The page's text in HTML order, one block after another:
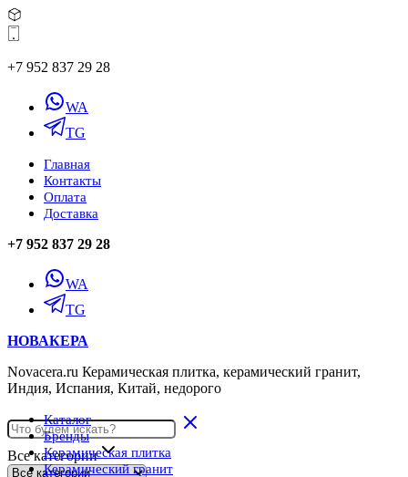
+7 952 837 29 28
WA
TG
Главная
Контакты
Оплата
Доставка
+7 952 837 29 28
WA
TG
НОВАКЕРА
Novacera.ru Керамическая плитка, керамический гранит,
Индия, Испания, Китай, недорого
Все категории
Каталог
Бренды
Керамическая плитка
Керамический гранит